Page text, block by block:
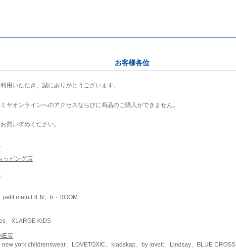
お客様各位
用いただき、誠にありがとうございます。
ヤオンラインへのアクセスならびに商品のご購入ができません。
買い求めください。
ッピング店
main LIEN、b・ROOM
、XLARGE KIDS
店
york childrenswear、LOVETOXIC、kladskap、by loveit、Lindsay、BLUE CROSS